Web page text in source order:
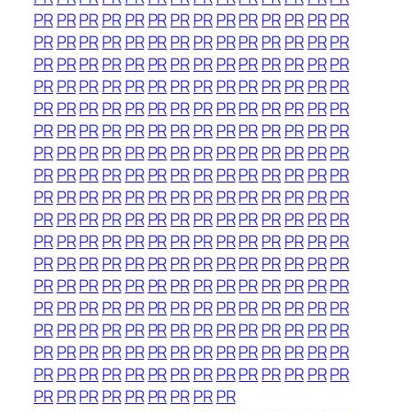
PRPRPRPRPR PRPRPRPRPRPRPR PRPR
PRPRPRPRPR PRPRPRPRPRPRPR PRPR
PRPRPRPRPR PRPRPRPRPRPRPR PRPR
PRPRPRPRPR PRPRPRPRPRPRPR PRPR
PRPRPRPRPR PRPRPRPRPRPRPR PRPR
PRPRPRPRPR PRPRPRPRPRPRPR PRPR
PRPRPRPRPR PRPRPRPRPRPRPR PRPR
PRPRPRPRPR PRPRPRPRPRPRPR PRPR
PRPRPRPRPR PRPRPRPRPRPRPR PRPR
PRPRPRPRPR PRPRPRPRPRPRPR PRPR
PRPRPRPRPR PRPRPRPRPRPRPR PRPR
PRPRPRPRPR PRPRPRPRPRPRPR PRPR
PRPRPRPRPR PRPRPRPRPRPRPR PRPR
PRPRPRPRPR PRPRPRPRPRPRPR PRPR
PRPRPRPRPR PRPRPRPRPRPRPR PRPR
PRPRPRPRPR PRPRPRPRPRPRPR PRPR
PRPRPRPRPR PRPRPRPRPRPRPR PRPR
PRPRPRPRPR PRPRPRPR